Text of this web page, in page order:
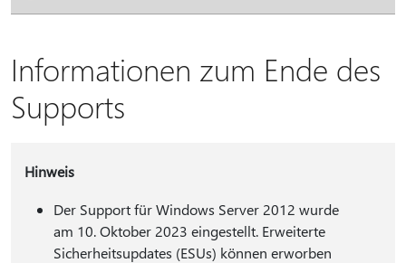
Informationen zum Ende des
Supports
Hinweis
Der Support für Windows Server 2012 wurde
am 10. Oktober 2023 eingestellt. Erweiterte
Sicherheitsupdates (ESUs) können erworben